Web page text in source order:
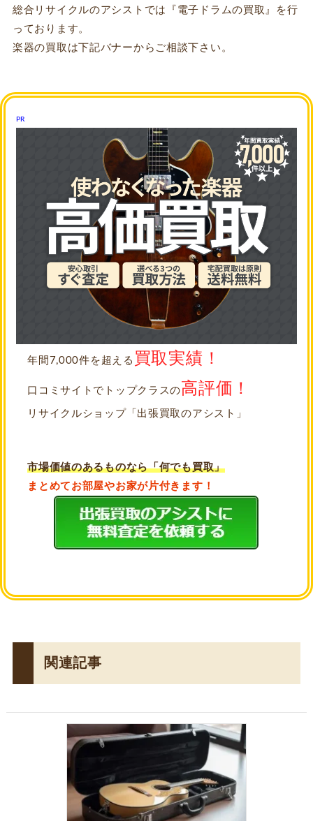
総合リサイクルのアシストでは『電子ドラムの買取』を行
っております。
楽器の買取は下記バナーからご相談下さい。
PR
年間7,000件を超える 買取実績！
口コミサイトでトップクラスの 高評価！
リサイクルショップ「出張買取のアシスト」
市場価値のあるものなら「何でも買取」
まとめてお部屋やお家が片付きます！
関連記事